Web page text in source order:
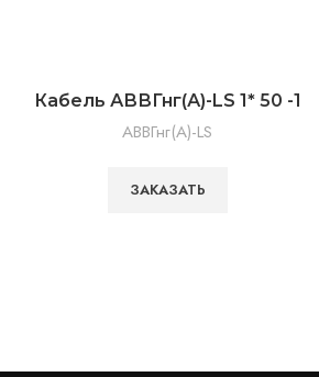
Кабель АВВГнг(А)-LS 1* 50 -1
АВВГнг(А)-LS
ЗАКАЗАТЬ